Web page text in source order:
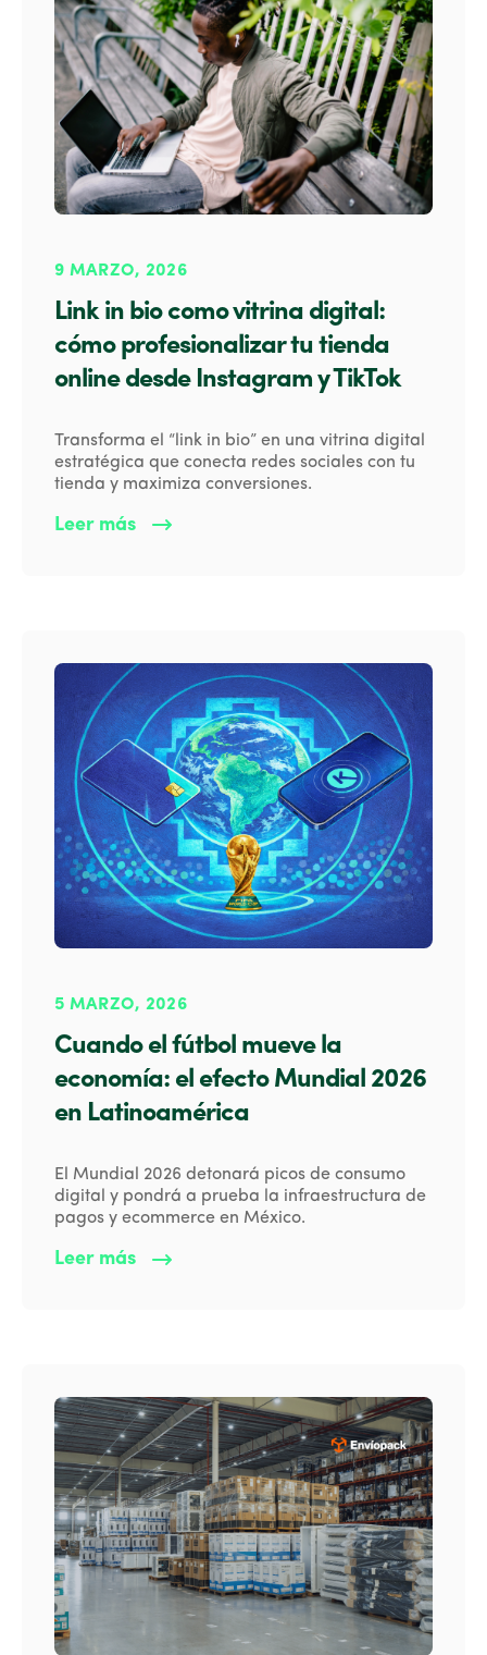
9 MARZO, 2026
Link in bio como vitrina digital:
cómo profesionalizar tu tienda
online desde Instagram y TikTok
Transforma el “link in bio” en una vitrina digital
estratégica que conecta redes sociales con tu
tienda y maximiza conversiones.
Leer más
5 MARZO, 2026
Cuando el fútbol mueve la
economía: el efecto Mundial 2026
en Latinoamérica
El Mundial 2026 detonará picos de consumo
digital y pondrá a prueba la infraestructura de
pagos y ecommerce en México.
Leer más